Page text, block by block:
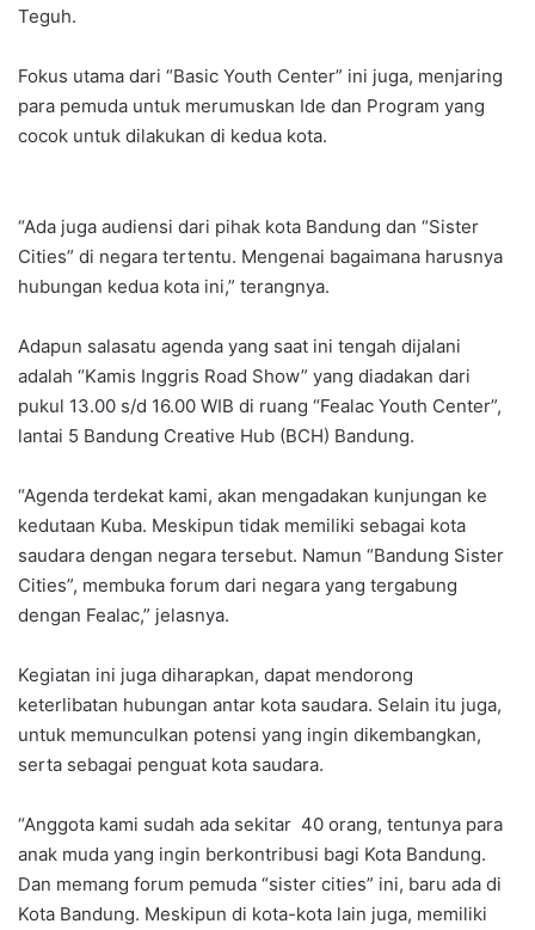
Teguh.
Fokus utama dari “Basic Youth Center” ini juga, menjaring
para pemuda untuk merumuskan Ide dan Program yang
cocok untuk dilakukan di kedua kota.
“Ada juga audiensi dari pihak kota Bandung dan “Sister
Cities” di negara tertentu. Mengenai bagaimana harusnya
hubungan kedua kota ini,” terangnya.
Adapun salasatu agenda yang saat ini tengah dijalani
adalah “Kamis Inggris Road Show” yang diadakan dari
pukul 13.00 s/d 16.00 WIB di ruang “Fealac Youth Center”,
lantai 5 Bandung Creative Hub (BCH) Bandung.
“Agenda terdekat kami, akan mengadakan kunjungan ke
kedutaan Kuba. Meskipun tidak memiliki sebagai kota
saudara dengan negara tersebut. Namun “Bandung Sister
Cities”, membuka forum dari negara yang tergabung
dengan Fealac,” jelasnya.
Kegiatan ini juga diharapkan, dapat mendorong
keterlibatan hubungan antar kota saudara. Selain itu juga,
untuk memunculkan potensi yang ingin dikembangkan,
serta sebagai penguat kota saudara.
“Anggota kami sudah ada sekitar 40 orang, tentunya para
anak muda yang ingin berkontribusi bagi Kota Bandung.
Dan memang forum pemuda “sister cities” ini, baru ada di
Kota Bandung. Meskipun di kota-kota lain juga, memiliki